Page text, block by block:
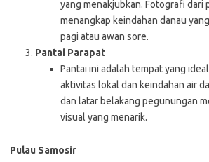
yang menakjubkan. Fotografi dari
menangkap keindahan danau
pagi atau awan sore.
Pantai Parapat
Pantai ini adalah tempat yang
aktivitas lokal dan keindahan air
dan latar belakang pegunungan
visual yang menarik.
Pulau Samosir